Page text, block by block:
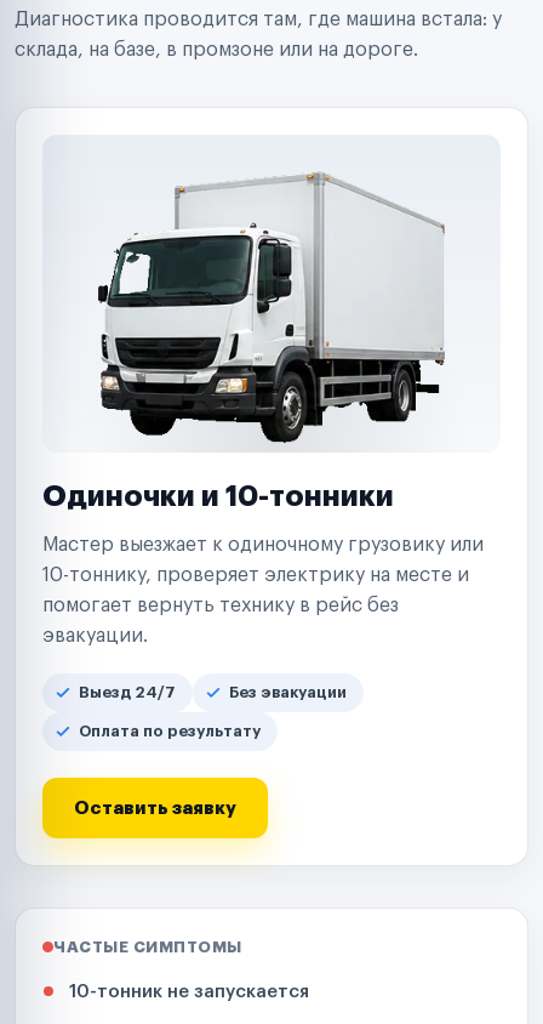
Ритейл-сети
Управляющие компании
Страховые компании
Диагностика проводится там, где машина встала: у
склада, на базе, в промзоне или на дороге.
Одиночки и 10-тонники
Мастер выезжает к одиночному грузовику или
10-тоннику, проверяет электрику на месте и
помогает вернуть технику в рейс без
эвакуации.
Выезд 24/7 Без эвакуации
Оплата по результату
Оставить заявку
ЧАСТЫЕ СИМПТОМЫ
10-тонник не запускается